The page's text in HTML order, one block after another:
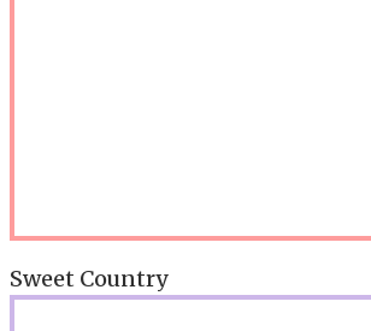
Sweet Country